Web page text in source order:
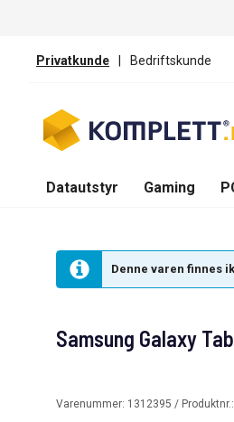
Privatkunde | Bedriftskunde
Datautstyr Gaming
Denne varen finnes
Samsung Galaxy
Varenummer: 1312395 / Produktnr.: